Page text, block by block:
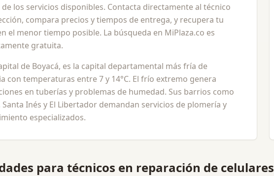
los servicios disponibles. Contacta directamente al técnico
compara precios y tiempos de entrega, y recupera tu
el menor tiempo posible. La búsqueda en MiPlaza.co es
gratuita.
de Boyacá, es la capital departamental más fría de
con temperaturas entre 7 y 14°C. El frío extremo genera
en tuberías y problemas de humedad. Sus barrios como
Inés y El Libertador demandan servicios de plomería y
especializados.
para técnicos en reparación de celulares